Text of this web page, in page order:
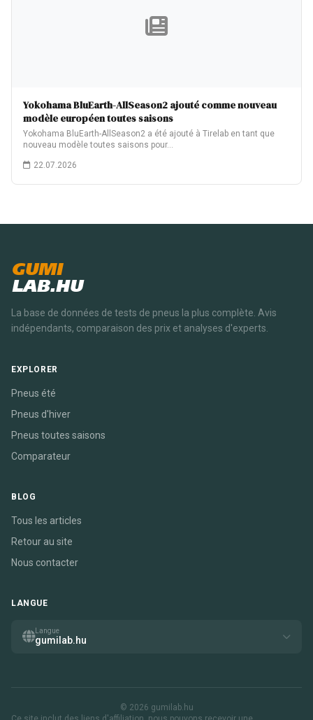
Yokohama BluEarth-AllSeason2 ajouté comme nouveau
modèle européen toutes saisons
Yokohama BluEarth-AllSeason2 a été ajouté à Tirelab en tant que
nouveau modèle toutes saisons pour…
22.07.2026
GUMI
LAB.HU
La base de données de tests de pneus la plus complète. Avis
indépendants, comparaison des prix et analyses d'experts.
EXPLORER
Pneus été
Pneus d'hiver
Pneus toutes saisons
Comparateur
BLOG
Tous les articles
Retour au site
Nous contacter
LANGUE
Langue
gumilab.hu
© 2026 gumilab.hu